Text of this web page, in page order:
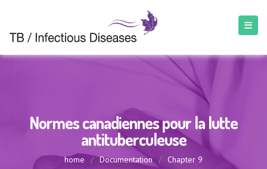
Normes canadiennes pour la lutte
antituberculeuse
home / Documentation / Chapter 9